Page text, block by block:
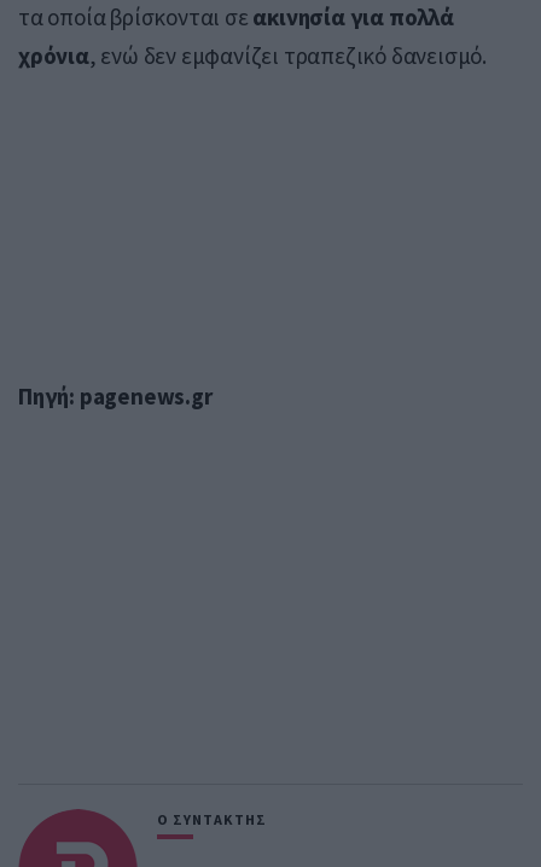
τα οποία βρίσκονται σε ακινησία για πολλά
χρόνια, ενώ δεν εμφανίζει τραπεζικό δανεισμό.
Πηγή: pagenews.gr
Ο ΣΥΝΤΑΚΤΗΣ